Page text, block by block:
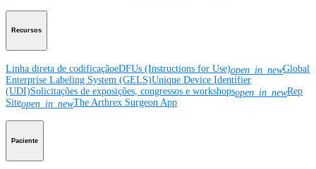
Recursos
Linha direta de codificaçãoeDFUs (Instructions for Use)open_in_newGlobal
Enterprise Labeling System (GELS)Unique Device Identifier
(UDI)Solicitações de exposições, congressos e workshopsopen_in_newRep
Siteopen_in_newThe Arthrex Surgeon App
Paciente